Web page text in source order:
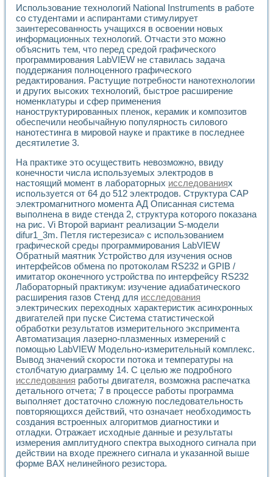
Учебные заведения
Бизнес
Контакты
Использование технологий National Instruments в работе
со студентами и аспирантами стимулирует
заинтересованность учащихся в освоении новых
информационных технологий. Отчасти это можно
объяснить тем, что перед средой графического
программирования LabVIEW не ставилась задача
поддержания полноценного графического
редактирования. Растущие потребности нанотехнологии
и других высоких технологий, быстрое расширение
номенклатуры и сфер применения
наноструктурированных пленок, керамик и композитов
обеспечили необычайную популярность силового
нанотестинга в мировой науке и практике в последнее
десятилетие 3.
На практике это осуществить невозможно, ввиду
конечности числа используемых электродов в
настоящий момент в лабораторных исследованиях
используется от 64 до 512 электродов. Структура САР
электромагнитного момента АД Описанная система
выполнена в виде стенда 2, структура которого показана
на рис. Vi Второй вариант реализации S-модели
difur1_3m. Петля гистерезиса» с использованием
графической среды программирования LabVIEW
Обратный маятник Устройство для изучения основ
интерфейсов обмена по протоколам RS232 и GPIB /
имитатор оконечного устройства по интерфейсу RS232
Лабораторный практикум: изучение адиабатического
расширения газов Стенд для исследования
электрических переходных характеристик асинхронных
двигателей при пуске Система статистической
обработки результатов измерительного экспримента
Автоматизация лазерно-плазменных измерений с
помощью LabVIEW Модельно-измерительный комплекс.
Вывод значений скорости потока и температуры на
столбчатую диаграмму 14. С целью же подробного
исследования работы двигателя, возможна распечатка
детального отчета; 7 в процессе работы программа
выполняет достаточно сложную последовательность
повторяющихся действий, что означает необходимость
создания встроенных алгоритмов диагностики и
отладки. Отражает исходные данные и результаты
измерения амплитудного спектра выходного сигнала при
действии на входе прежнего сигнала и указанной выше
форме ВАХ нелинейного резистора.